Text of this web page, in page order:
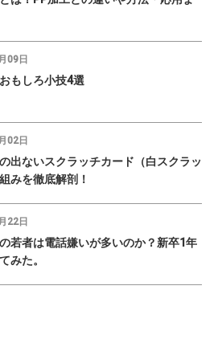
09日
もしろ小技4選
02日
出ないスクラッチカード（白スクラッ
みを徹底解剖！
22日
若者は電話嫌いが多いのか？新卒1年
みた。